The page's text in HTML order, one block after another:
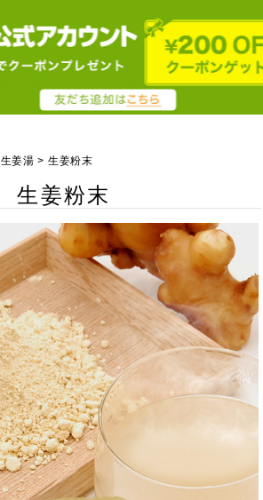
生姜湯 生姜粉末
生姜粉末